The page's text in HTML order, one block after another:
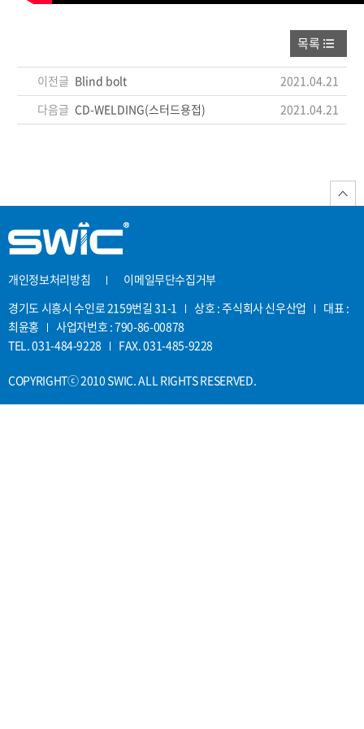
목록
이전글 Blind bolt
2021.04.21
다음글 CD-WELDING(스터드용접) 2021.04.21
경기도 시흥시 수인로 2159번길 31-1 상호 : 주식회사 신우산업
대표 :
최윤홍
사업자번호 : 790-86-00878
TEL. 031-484-9228
FAX. 031-485-9228
COPYRIGHTⓒ 2010 SWIC. ALL RIGHTS RESERVED.
개인정보처리방침 이메일무단수집거부